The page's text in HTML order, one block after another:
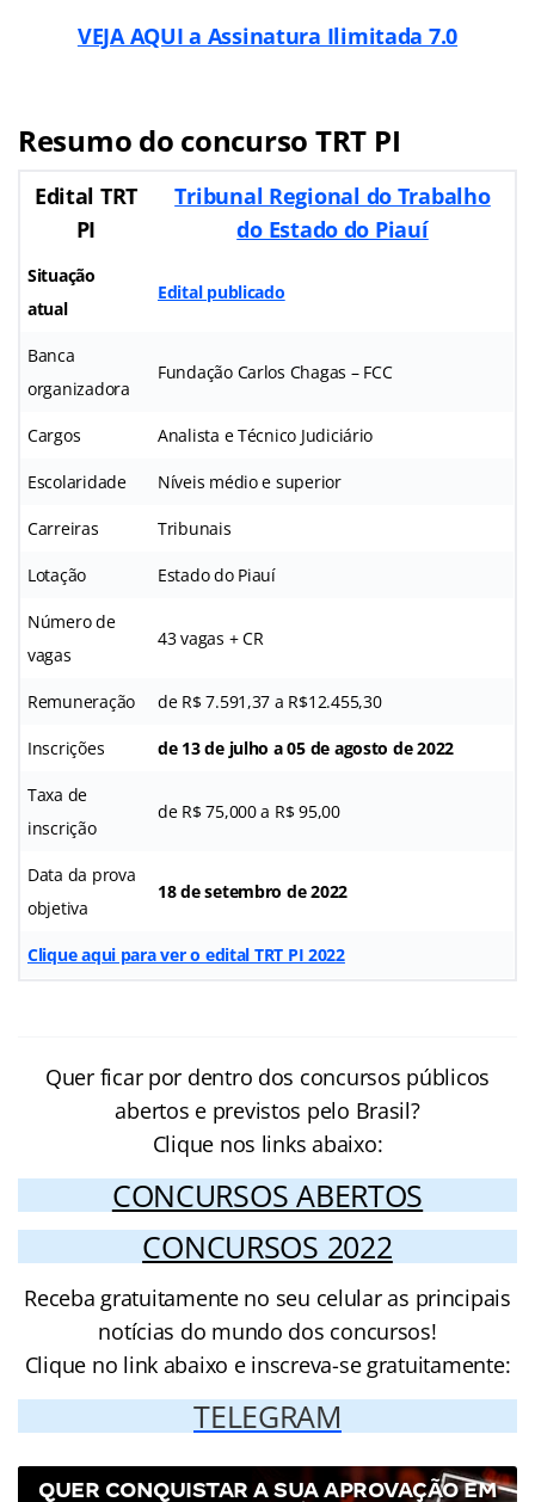
VEJA AQUI a Assinatura Ilimitada 7.0
Resumo do concurso TRT PI
Edital TRT
PI
Tribunal Regional do Trabalho
do Estado do Piauí
Situação
atual
Edital publicado
Banca
organizadora
Fundação Carlos Chagas – FCC
Cargos Analista e Técnico Judiciário
Escolaridade Níveis médio e superior
Carreiras Tribunais
Lotação Estado do Piauí
Número de
vagas
43 vagas + CR
Remuneração de R$ 7.591,37 a R$12.455,30
Inscrições de 13 de julho a 05 de agosto de 2022
Taxa de
inscrição
de R$ 75,000 a R$ 95,00
Data da prova
objetiva
18 de setembro de 2022
Clique aqui para ver o edital TRT PI 2022
Quer ficar por dentro dos concursos públicos
abertos e previstos pelo Brasil?
Clique nos links abaixo:
CONCURSOS ABERTOS
CONCURSOS 2022
Receba gratuitamente no seu celular as principais
notícias do mundo dos concursos!
Clique no link abaixo e inscreva-se gratuitamente:
TELEGRAM
QUER CONQUISTAR A SUA APROVAÇÃO EM